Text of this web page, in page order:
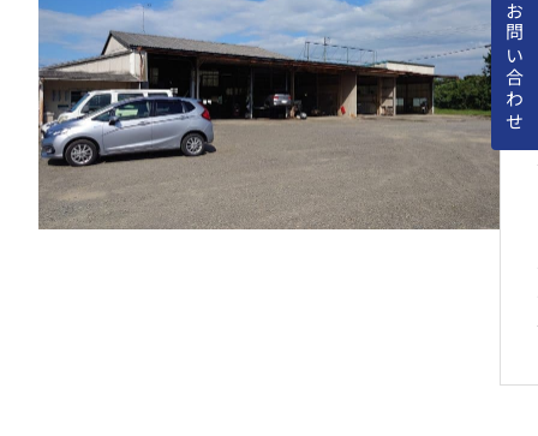
お問い合わせ